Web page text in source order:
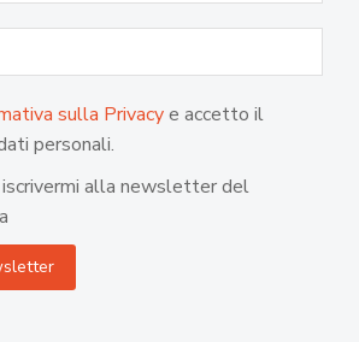
sulla Privacye accetto il
personali.
alla newsletter del